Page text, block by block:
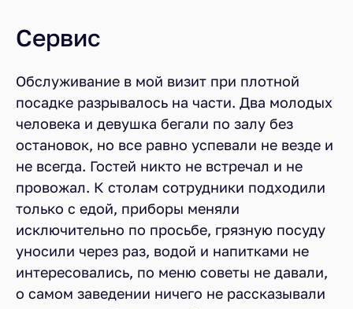
Сервис
Обслуживание в мой визит при плотной
посадке разрывалось на части. Два молодых
человека и девушка бегали по залу без
остановок, но все равно успевали не везде и
не всегда. Гостей никто не встречал и не
провожал. К столам сотрудники подходили
только с едой, приборы меняли
исключительно по просьбе, грязную посуду
уносили через раз, водой и напитками не
интересовались, по меню советы не давали,
о самом заведении ничего не рассказывали